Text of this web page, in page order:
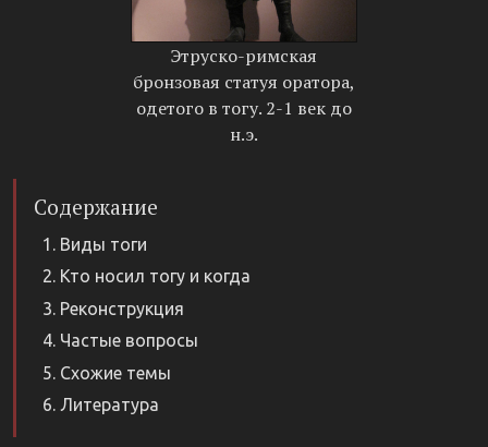
Этруско-римская
бронзовая статуя оратора,
одетого в тогу. 2-1 век до
н.э.
Содержание
Виды тоги
Кто носил тогу и когда
Реконструкция
Частые вопросы
Схожие темы
Литература